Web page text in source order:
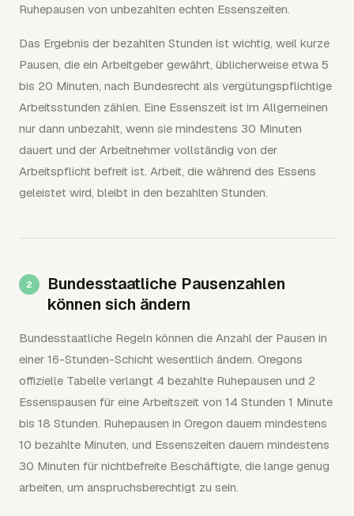
Ruhepausen von unbezahlten echten Essenszeiten.
Das Ergebnis der bezahlten Stunden ist wichtig, weil kurze
Pausen, die ein Arbeitgeber gewährt, üblicherweise etwa 5
bis 20 Minuten, nach Bundesrecht als vergütungspflichtige
Arbeitsstunden zählen. Eine Essenszeit ist im Allgemeinen
nur dann unbezahlt, wenn sie mindestens 30 Minuten
dauert und der Arbeitnehmer vollständig von der
Arbeitspflicht befreit ist. Arbeit, die während des Essens
geleistet wird, bleibt in den bezahlten Stunden.
Bundesstaatliche Pausenzahlen
können sich ändern
Bundesstaatliche Regeln können die Anzahl der Pausen in
einer 16-Stunden-Schicht wesentlich ändern. Oregons
offizielle Tabelle verlangt 4 bezahlte Ruhepausen und 2
Essenspausen für eine Arbeitszeit von 14 Stunden 1 Minute
bis 18 Stunden. Ruhepausen in Oregon dauern mindestens
10 bezahlte Minuten, und Essenszeiten dauern mindestens
30 Minuten für nichtbefreite Beschäftigte, die lange genug
arbeiten, um anspruchsberechtigt zu sein.